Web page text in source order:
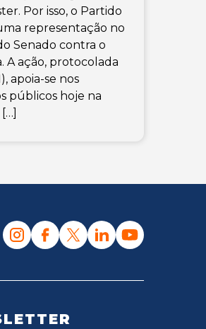
Por isso, o Partido
representação no
Senado contra o
A ação, protocolada
apoia-se nos
públicos hoje na